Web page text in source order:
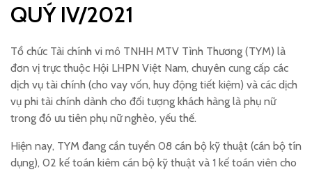
QUÝ IV/2021
Tổ chức Tài chính vi mô TNHH MTV Tình Thương (TYM) là
đơn vị trực thuộc Hội LHPN Việt Nam, chuyên cung cấp các
dịch vụ tài chính (cho vay vốn, huy động tiết kiệm) và các dịch
vụ phi tài chính dành cho đối tượng khách hàng là phụ nữ
trong đó ưu tiên phụ nữ nghèo, yếu thế.
Hiện nay, TYM đang cần tuyển 08 cán bộ kỹ thuật (cán bộ tín
dụng), 02 kế toán kiêm cán bộ kỹ thuật và 1 kế toán viên cho